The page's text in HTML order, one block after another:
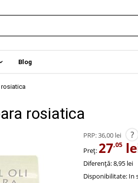
Blog
rosiatica
PRP:36,00 lei ?
Preț: 27,05
Diferență: 8,95 lei
Disponibilitate: In